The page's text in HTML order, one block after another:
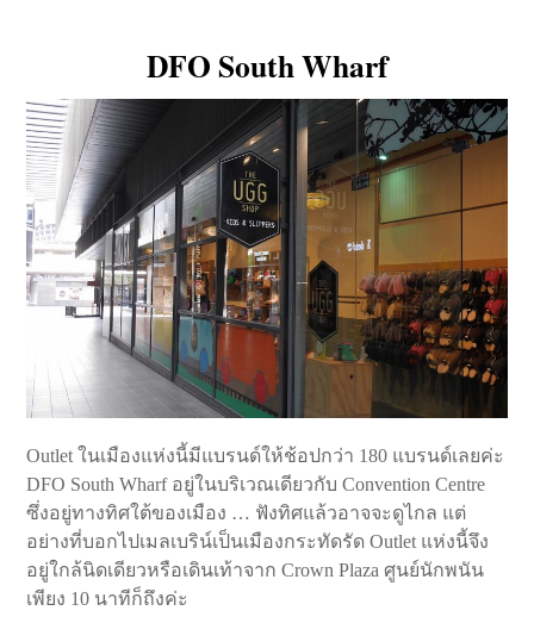
DFO South Wharf
Outlet ในเมืองแห่งนี้มีแบรนด์ให้ช้อปกว่า 180 แบรนด์เลยค่ะ
DFO South Wharf อยู่ในบริเวณเดียวกับ Convention Centre
ซึ่งอยู่ทางทิศใต้ของเมือง … ฟังทิศแล้วอาจจะดูไกล แต่
อย่างที่บอกไปเมลเบริน์เป็นเมืองกระทัดรัด Outlet แห่งนี้จึง
อยู่ใกล้นิดเดียวหรือเดินเท้าจาก Crown Plaza ศูนย์นักพนัน
เพียง 10 นาทีก็ถึงค่ะ